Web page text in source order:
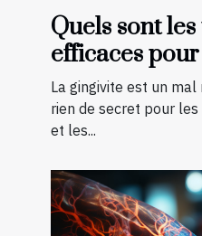
Quels sont
efficaces
La gingivite est un mal
rien de secret pour
et les...